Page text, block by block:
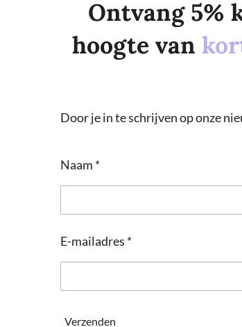
Ontvang 5%
hoogte van
Door je in te schrijven op onze
Naam *
E-mailadres *
Verzenden